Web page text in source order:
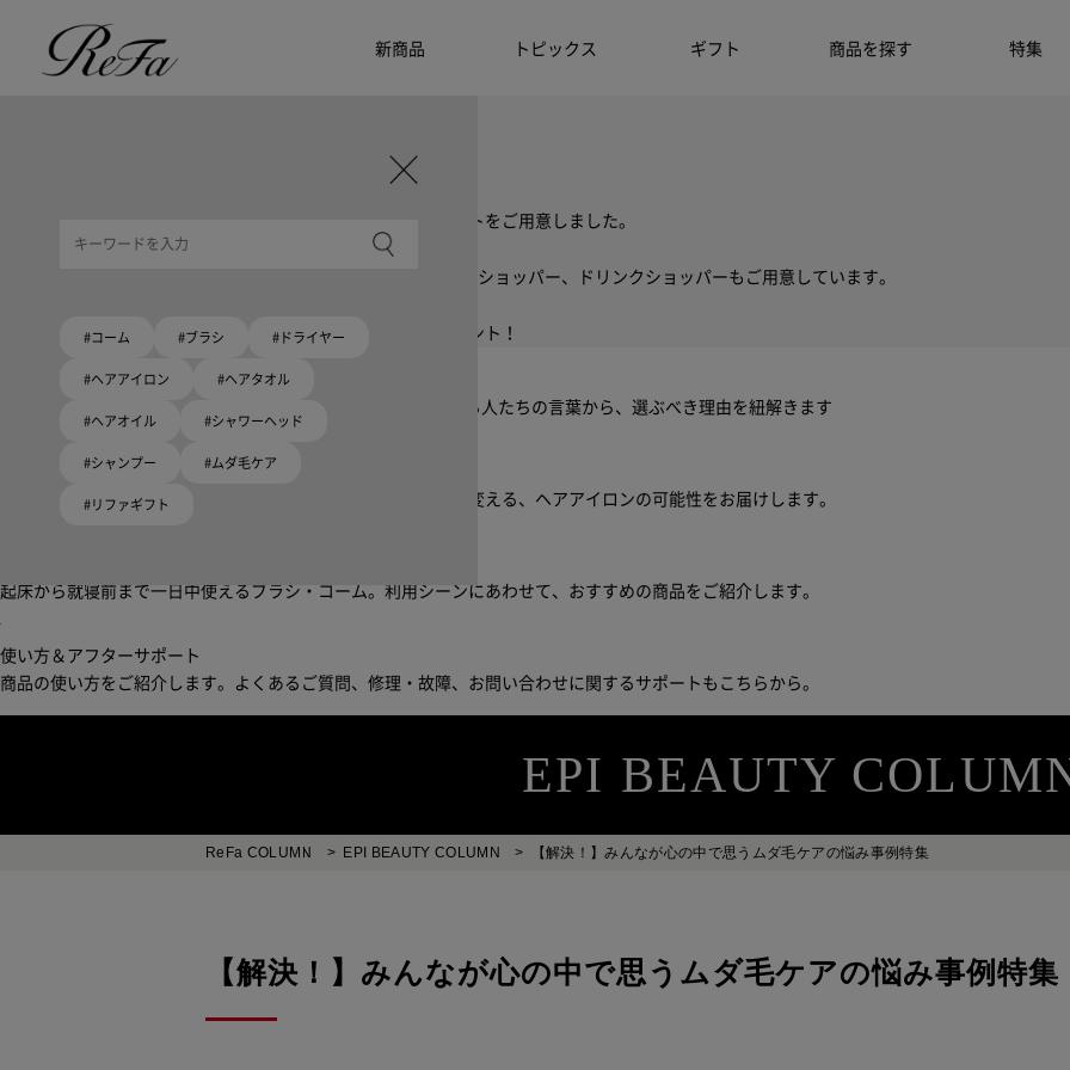
新商品 トピックス ギフト 商品を探す 特集
ReFa商品をご紹介します。プレゼント選びの参考に。
限定ラッピングバック・ショッパーまたはギフトスリーブセットをご用意しました。
大切な人への贈り物にリファオリジナルショッパー
リファロゴが入った、白色のショッパーを6サイズ、ピンク色のショッパー、ドリンクショッパーもご用意しています。
期間限定で対象商品のご購入でオリジナルショッパーをプレゼント！
Because ReFa | 上質な美しさを、妥協しない人へ
高機能ドライヤー Xモデルに宿る美学。上質な美しさを追求する人たちの言葉から、選ぶべき理由を紐解きます
いい髪めざす、大人たちへ。
髪がきれいって嬉しい。「でもヘアケアは大変」という概念を変える、ヘアアイロンの可能性をお届けします。
起床から就寝前まで一日中使えるブラシ・コーム。利用シーンにあわせて、おすすめの商品をご紹介します。
使い方＆アフターサポート
商品の使い方をご紹介します。よくあるご質問、修理・故障、お問い合わせに関するサポートもこちらから。
#コーム #ブラシ #ドライヤー
#ヘアアイロン #ヘアタオル
#ヘアオイル #シャワーヘッド
#シャンプー #ムダ毛ケア
#リファギフト
EPI BEAUTY
ReFa COLUMN > EPI BEAUTY COLUMN > 【解決！】みんなが心の中で思うムダ毛ケアの悩み事例特集
【解決！】みんなが心の中で思うムダ毛ケアの悩み事例特集